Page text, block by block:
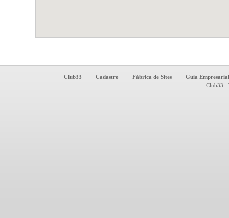
Club33 Cadastro Fábrica de Sites
Guia
Club33 -